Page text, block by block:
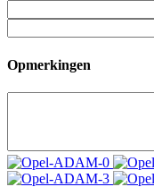
Opmerkingen